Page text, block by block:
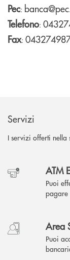
Pec:
Telefono:
Fax:
Servizi
I servizi offerti nella
ATM
Puoi
pagare
Area
Puoi